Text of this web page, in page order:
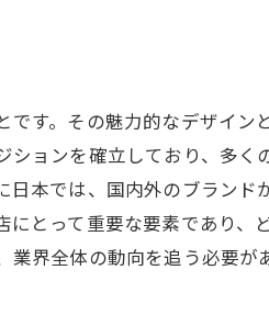
す。その魅力的なデザイ
ョンを確立しており、多
本では、国内外のブラン
とって重要な要素であり、
界全体の動向を追う必要が